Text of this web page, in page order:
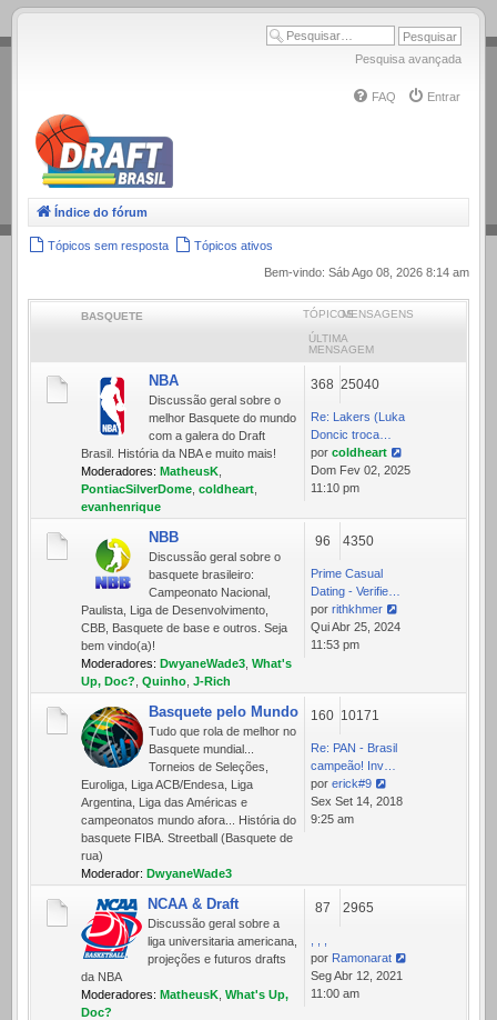
.
Pesquisa avançada
FAQ Entrar
Índice do fórum
Tópicos sem resposta
Tópicos ativos
Bem-vindo: Sáb Ago 08, 2026 8:14 am
BASQUETE TÓPICOSMENSAGENS
ÚLTIMA
MENSAGEM
NBA
Discussão geral sobre o
melhor Basquete do mundo
com a galera do Draft
Brasil. História da NBA e muito mais!
Moderadores: MatheusK
PontiacSilverDome coldheart
evanhenrique
368 25040
Re: Lakers (Luka
Doncic troca…
por coldheart
Ver
última
Dom Fev 02, 2025
11:10 pm
NBB
Discussão geral sobre o
basquete brasileiro:
Campeonato Nacional,
Paulista, Liga de Desenvolvimento,
CBB, Basquete de base e outros. Seja
bem vindo(a)!
Moderadores: DwyaneWade3 What's
Up, Doc? Quinho J-Rich
96 4350
Prime Сasual
Dating - Verifie…
por rithkhmer
Ver
última
Qui Abr 25, 2024
11:53 pm
Basquete pelo Mundo
Tudo que rola de melhor no
Basquete mundial...
Torneios de Seleções,
Euroliga, Liga ACB/Endesa, Liga
Argentina, Liga das Américas e
campeonatos mundo afora... História do
basquete FIBA. Streetball (Basquete de
rua)
Moderador: DwyaneWade3
160 10171
Re: PAN - Brasil
campeão! Inv…
por erick#9
Ver
última
Sex Set 14, 2018
9:25 am
NCAA & Draft
Discussão geral sobre a
liga universitaria americana,
projeções e futuros drafts
da NBA
Moderadores: MatheusK What's Up,
Doc?
87 2965
por Ramonarat
Ver
última
Seg Abr 12, 2021
11:00 am